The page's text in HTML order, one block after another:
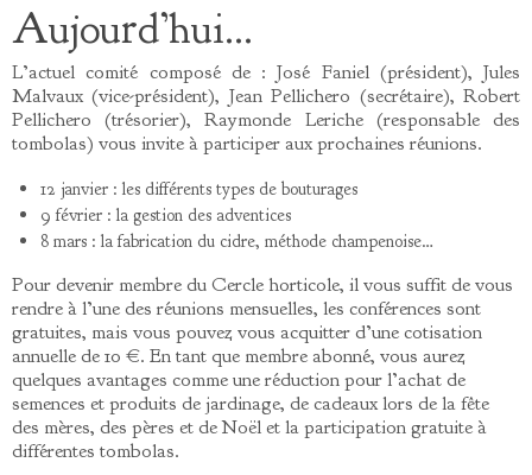
Aujourd’hui…
L’actuel comité composé de : José Faniel (président), Jules
Malvaux (vice-président), Jean Pellichero (secrétaire), Robert
Pellichero (trésorier), Raymonde Leriche (responsable des
tombolas) vous invite à participer aux prochaines réunions.
12 janvier : les différents types de bouturages
9 février : la gestion des adventices
8 mars : la fabrication du cidre, méthode champenoise…
Pour devenir membre du Cercle horticole, il vous suffit de vous
rendre à l’une des réunions mensuelles, les conférences sont
gratuites, mais vous pouvez vous acquitter d’une cotisation
annuelle de 10 €. En tant que membre abonné, vous aurez
quelques avantages comme une réduction pour l’achat de
semences et produits de jardinage, de cadeaux lors de la fête
des mères, des pères et de Noël et la participation gratuite à
différentes tombolas.